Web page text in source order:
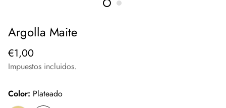
Argolla Maite
Precio
regular
€1,00
Impuestos incluidos.
Color: Plateado